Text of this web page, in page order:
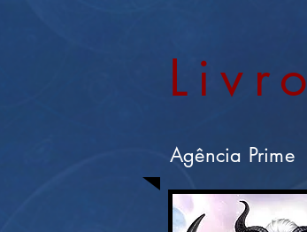
Livro
Agência Prime